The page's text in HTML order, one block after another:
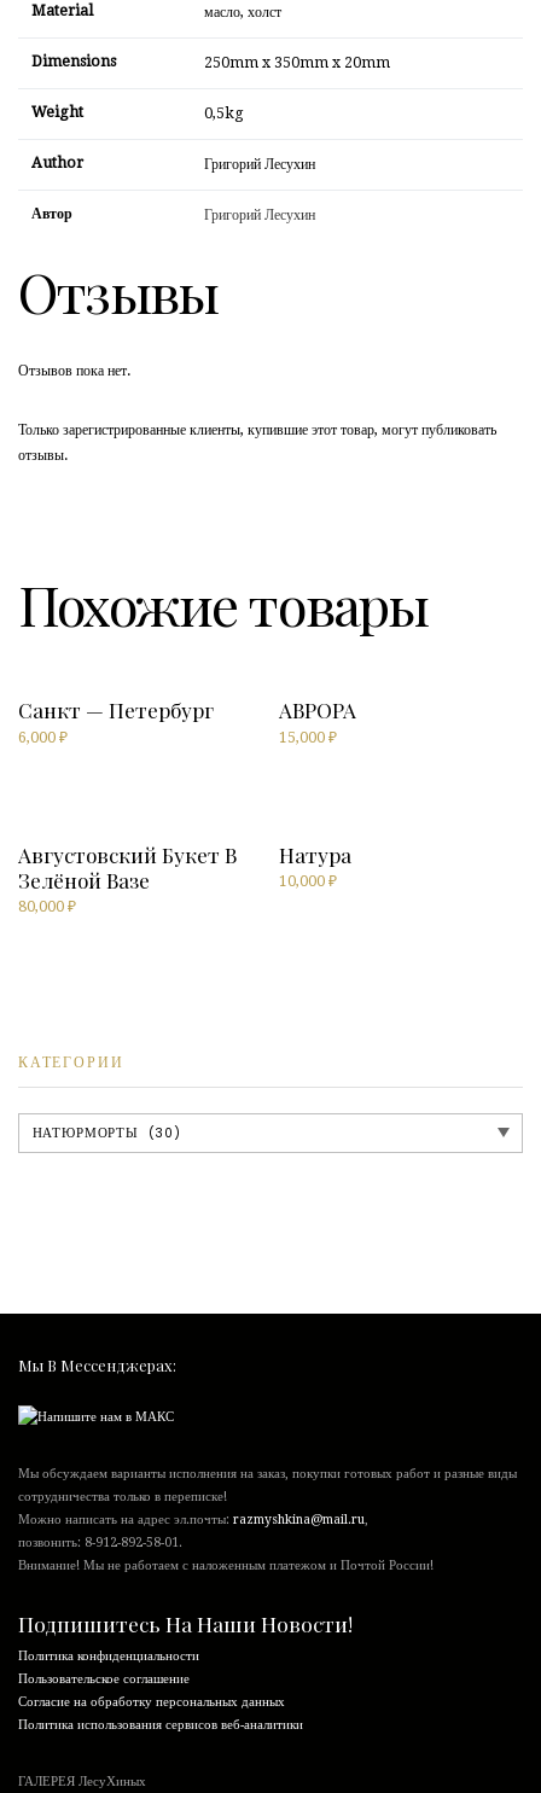
Material масло, холст
Dimensions 250mm x 350mm x 20mm
Weight 0,5kg
Author Григорий Лесухин
Автор Григорий Лесухин
Отзывы
Отзывов пока нет.
Только зарегистрированные клиенты, купившие этот товар, могут публиковать
отзывы.
Похожие товары
Санкт — Петербург
6,000 ₽
АВРОРА
15,000 ₽
Августовский Букет В
Зелёной Вазе
80,000 ₽
Натура
10,000 ₽
КАТЕГОРИИ
Мы В Мессенджерах:
Мы обсуждаем варианты исполнения на заказ, покупки готовых работ и разные виды
сотрудничества только в переписке!
Можно написать на адрес эл.почты: razmyshkina@mail.ru,
позвонить: 8-912-892-58-01.
Внимание! Мы не работаем с наложенным платежом и Почтой России!
Подпишитесь На Наши Новости!
Политика конфиденциальности
Пользовательское соглашение
Согласие на обработку персональных данных
Политика использования сервисов веб-аналитики
ГАЛЕРЕЯ ЛесуХиных